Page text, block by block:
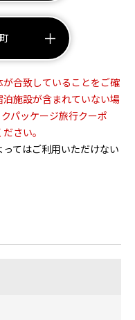
合致していることをご確
施設が含まれていない場
パッケージ旅行クーポ
さい。
てはご利用いただけない